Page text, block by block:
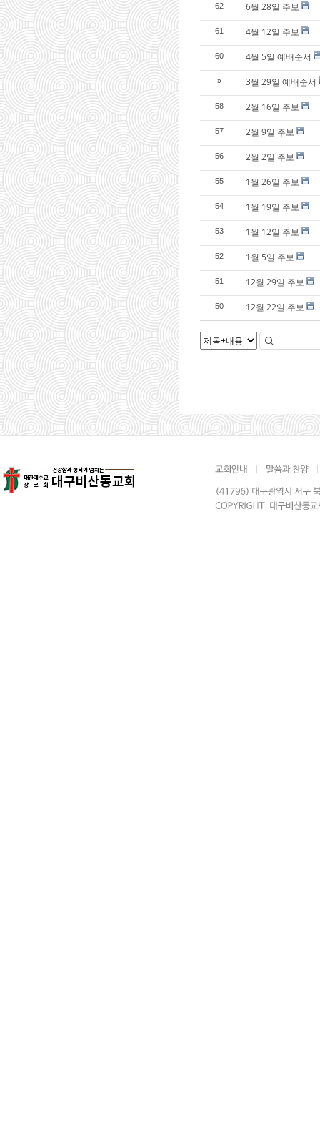
62 6월 28일 주보
61 4월 12일 주보
60 4월 5일 예배순서
» 3월 29일 예배순서
58 2월 16일 주보
57 2월 9일 주보
56 2월 2일 주보
55 1월 26일 주보
54 1월 19일 주보
53 1월 12일 주보
52 1월 5일 주보
51 12월 29일 주보
50 12월 22일 주보